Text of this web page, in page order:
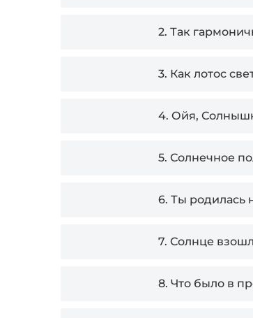
2. Так
3. Как лотос
4. Ойя,
5. Солнечное
6. Ты родилась
7. Солнце
8. Что было в